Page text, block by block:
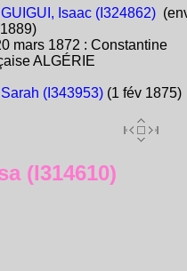
GUIGUI, Isaac (I324862)
mars 1872 : Constantine
ALGÉRIE
(I343953)(1 fév 1875)
(I314610)